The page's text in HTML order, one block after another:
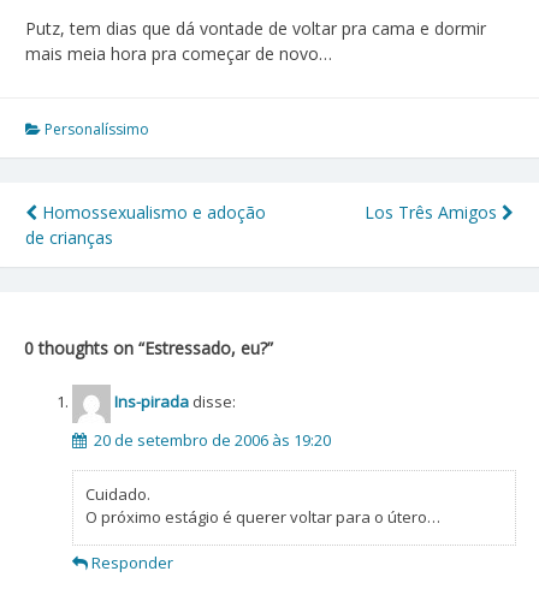
Putz, tem dias que dá vontade de voltar pra cama e dormir
mais meia hora pra começar de novo…
Personalíssimo
Navegação
de
Homossexualismo e adoção
de crianças
Los Três Amigos
0 thoughts on “Estressado, eu?”
Ins-pirada disse:
20 de setembro de 2006 às 19:20
Cuidado.
O próximo estágio é querer voltar para o útero…
Responder